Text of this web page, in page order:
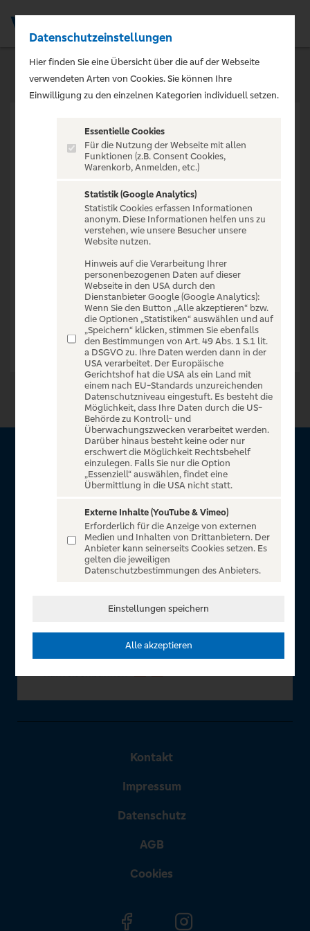
VERANSTALTUNG NICHT
GEFUNDEN
Zur Startseite
Über VR Entertain
für alle Kunden der Volksbanken Raiffeisenbanken. Auf
unserem einzigartigen Portal finden Sie Tickets für
atemberaubende Konzerte, Musicals und Shows, die
Fußball-Bundesliga sowie die Champions League und die
In Zusammenarbeit mit
Kontakt
Impressum
Datenschutz
AGB
Cookies
Datenschutzeinstellungen
Hier finden Sie eine Übersicht über die auf der Webseite
verwendeten Arten von Cookies. Sie können Ihre
Einwilligung zu den einzelnen Kategorien individuell setzen.
Essentielle Cookies
Für die Nutzung der Webseite mit allen
Funktionen (z.B. Consent Cookies,
Warenkorb, Anmelden, etc.)
Statistik (Google Analytics)
Statistik Cookies erfassen Informationen
anonym. Diese Informationen helfen uns zu
verstehen, wie unsere Besucher unsere
Website nutzen.
Hinweis auf die Verarbeitung Ihrer
personenbezogenen Daten auf dieser
Webseite in den USA durch den
Dienstanbieter Google (Google Analytics):
Wenn Sie den Button „Alle akzeptieren“ bzw.
die Optionen „Statistiken“ auswählen und auf
„Speichern“ klicken, stimmen Sie ebenfalls
den Bestimmungen von Art. 49 Abs. 1 S.1 lit.
a DSGVO zu. Ihre Daten werden dann in der
USA verarbeitet. Der Europäische
Gerichtshof hat die USA als ein Land mit
einem nach EU-Standards unzureichenden
Datenschutzniveau eingestuft. Es besteht die
Möglichkeit, dass Ihre Daten durch die US-
Behörde zu Kontroll- und
Überwachungszwecken verarbeitet werden.
Darüber hinaus besteht keine oder nur
erschwert die Möglichkeit Rechtsbehelf
einzulegen. Falls Sie nur die Option
„Essenziell“ auswählen, findet eine
Übermittlung in die USA nicht statt.
Externe Inhalte (YouTube & Vimeo)
Erforderlich für die Anzeige von externen
Medien und Inhalten von Drittanbietern. Der
Anbieter kann seinerseits Cookies setzen. Es
gelten die jeweiligen
Datenschutzbestimmungen des Anbieters.
Einstellungen speichern
Alle akzeptieren